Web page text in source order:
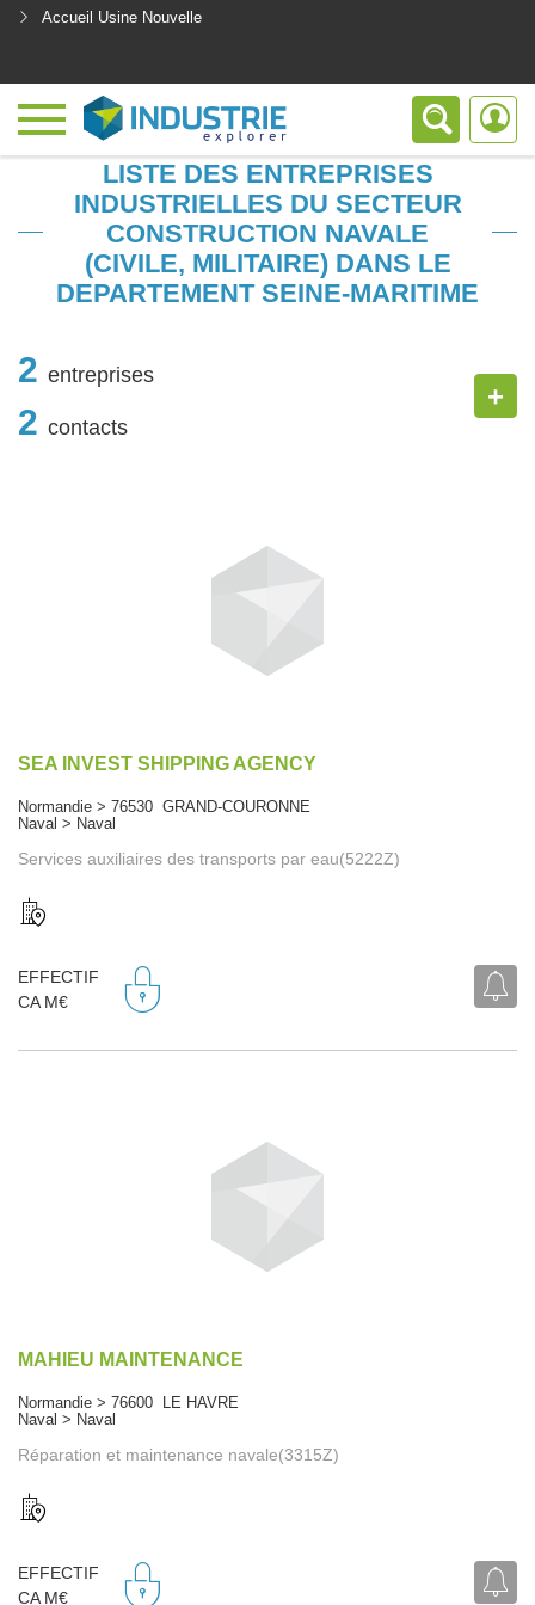
Accueil Usine Nouvelle
LISTE DES ENTREPRISES
INDUSTRIELLES DU SECTEUR
CONSTRUCTION NAVALE
(CIVILE, MILITAIRE) DANS LE
DEPARTEMENT SEINE-MARITIME
2 entreprises
2 contacts
+
SEA INVEST SHIPPING AGENCY
Normandie > 76530 GRAND-COURONNE
Naval > Naval
Services auxiliaires des transports par eau(5222Z)
EFFECTIF
CA M€
MAHIEU MAINTENANCE
Normandie > 76600 LE HAVRE
Naval > Naval
Réparation et maintenance navale(3315Z)
EFFECTIF
CA M€